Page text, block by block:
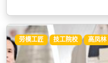
劳模工匠 技工院校 高凤林